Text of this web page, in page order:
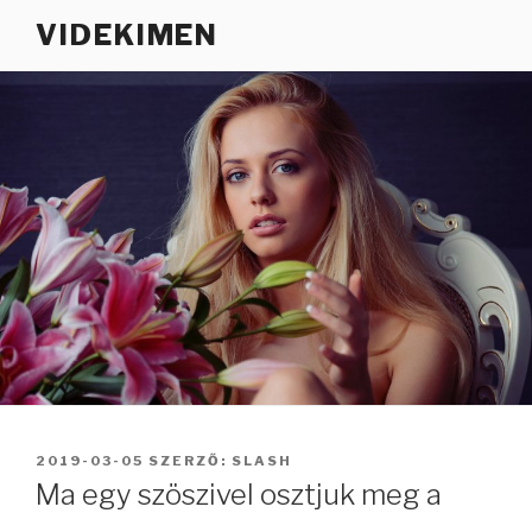
VIDEKIMEN
BEKÜLDVE:
2019-03-05 SZERZŐ: SLASH
Ma egy szöszivel osztjuk meg a